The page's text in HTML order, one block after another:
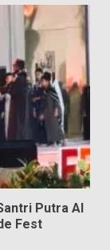
Putra Al
Fest